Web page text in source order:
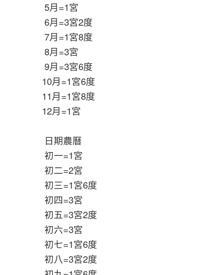
5月=1宮
6月=3宮2度
7月=1宮8度
8月=3宮
9月=3宮6度
10月=1宮6度
11月=1宮8度
12月=1宮
日期農曆
初一=1宮
初二=2宮
初三=1宮6度
初四=3宮
初五=3宮2度
初六=3宮
初七=1宮6度
初八=3宮2度